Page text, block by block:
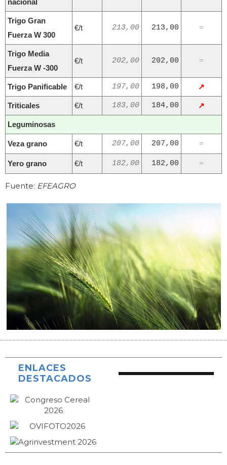
nacional
Trigo Gran
Fuerza W 300
€/t 213,00 213,00 =
Trigo Media
Fuerza W -300
€/t 202,00 202,00 =
Trigo Panificable €/t 197,00 198,00 ↗
Triticales €/t 183,00 184,00 ↗
Leguminosas
Veza grano €/t 207,00 207,00 =
Yero grano €/t 182,00 182,00 =
Fuente: EFEAGRO
ENLACES
DESTACADOS